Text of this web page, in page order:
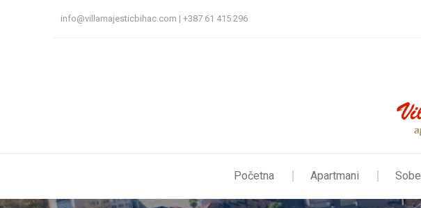
info@villamajesticbihac.com | +387 61 415 296
Početna Apartmani Sobe